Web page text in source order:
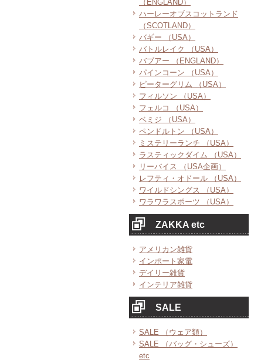
（ENGLAND）
ハーレーオブスコットランド
（SCOTLAND）
バギー （USA）
バトルレイク （USA）
バブアー （ENGLAND）
パインコーン （USA）
ピーターグリム （USA）
フィルソン （USA）
フェルコ （USA）
ベミジ （USA）
ペンドルトン （USA）
ミステリーランチ （USA）
ラスティックダイム （USA）
リーバイス （USA企画）
レフティ・オドール （USA）
ワイルドシングス （USA）
ワラワラスポーツ （USA）
ZAKKA etc
アメリカン雑貨
インポート家電
デイリー雑貨
インテリア雑貨
SALE
SALE （ウェア類）
SALE （バッグ・シューズ）
etc